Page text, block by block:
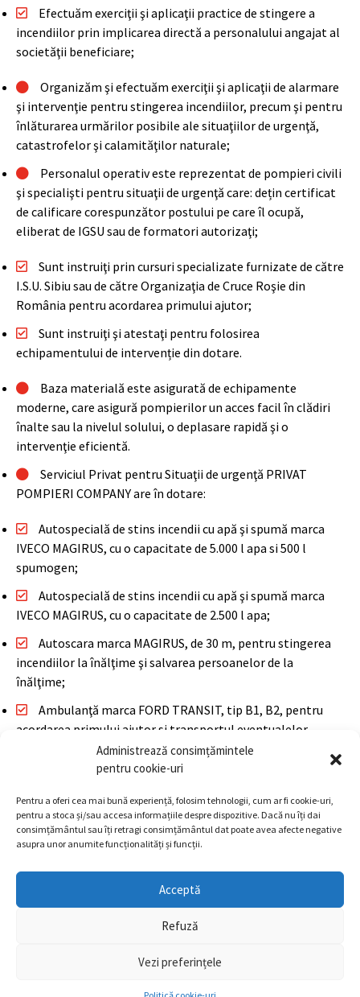
Administrează consimțămintele
pentru cookie-uri
Pentru a oferi cea mai bună experiență, folosim tehnologii, cum ar fi cookie-uri,
pentru a stoca și/sau accesa informațiile despre dispozitive. Dacă nu îți dai
consimțământul sau îți retragi consimțământul dat poate avea afecte negative
asupra unor anumite funcționalități și funcții.
Acceptă
Refuză
Vezi preferințele
Efectuăm exerciţii şi aplicaţii practice de stingere a
incendiilor prin implicarea directă a personalului angajat al
societăţii beneficiare;
Organizăm şi efectuăm exerciţii şi aplicaţii de alarmare
şi intervenţie pentru stingerea incendiilor, precum şi pentru
înlăturarea urmărilor posibile ale situaţiilor de urgenţă,
catastrofelor şi calamităţilor naturale;
Personalul operativ este reprezentat de pompieri civili
şi specialişti pentru situaţii de urgenţă care: dețin certificat
de calificare corespunzător postului pe care îl ocupă,
eliberat de IGSU sau de formatori autorizaţi;
Sunt instruiţi prin cursuri specializate furnizate de către
I.S.U. Sibiu sau de către Organizaţia de Cruce Roşie din
România pentru acordarea primului ajutor;
Sunt instruiţi şi atestaţi pentru folosirea
echipamentului de intervenție din dotare.
Baza materială este asigurată de echipamente
moderne, care asigură pompierilor un acces facil în clădiri
înalte sau la nivelul solului, o deplasare rapidă şi o
intervenţie eficientă.
Serviciul Privat pentru Situaţii de urgenţă PRIVAT
POMPIERI COMPANY are în dotare:
Autospecială de stins incendii cu apă şi spumă marca
IVECO MAGIRUS, cu o capacitate de 5.000 l apa si 500 l
spumogen;
Autospecială de stins incendii cu apă şi spumă marca
IVECO MAGIRUS, cu o capacitate de 2.500 l apa;
Autoscara marca MAGIRUS, de 30 m, pentru stingerea
incendiilor la înălţime şi salvarea persoanelor de la
înălţime;
Ambulanţă marca FORD TRANSIT, tip B1, B2, pentru
acordarea primului ajutor si transportul eventualelor
victime la spital;
Motopompă MAGIRUS folosită pentru stingerea
incendiilor sau absorbţia apei din zone inundate, cu
capacitate de 2.500 l/min.;
Echipament specific de intervenţie şi accesorii specifice.
Politica de confidențialitate/Termeni și condiții/
Politica de utilizare cookie
© 2024 Privat Pompieri Company. Made with
hatline